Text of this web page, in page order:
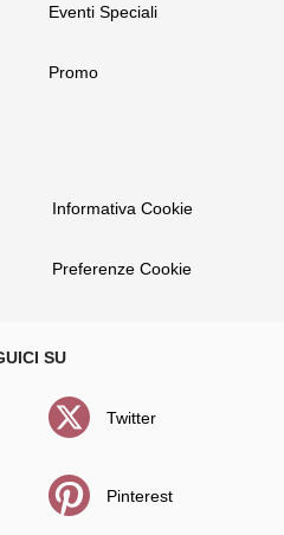
Eventi Speciali
Promo
Informativa Cookie
Preferenze Cookie
Twitter
Pinterest